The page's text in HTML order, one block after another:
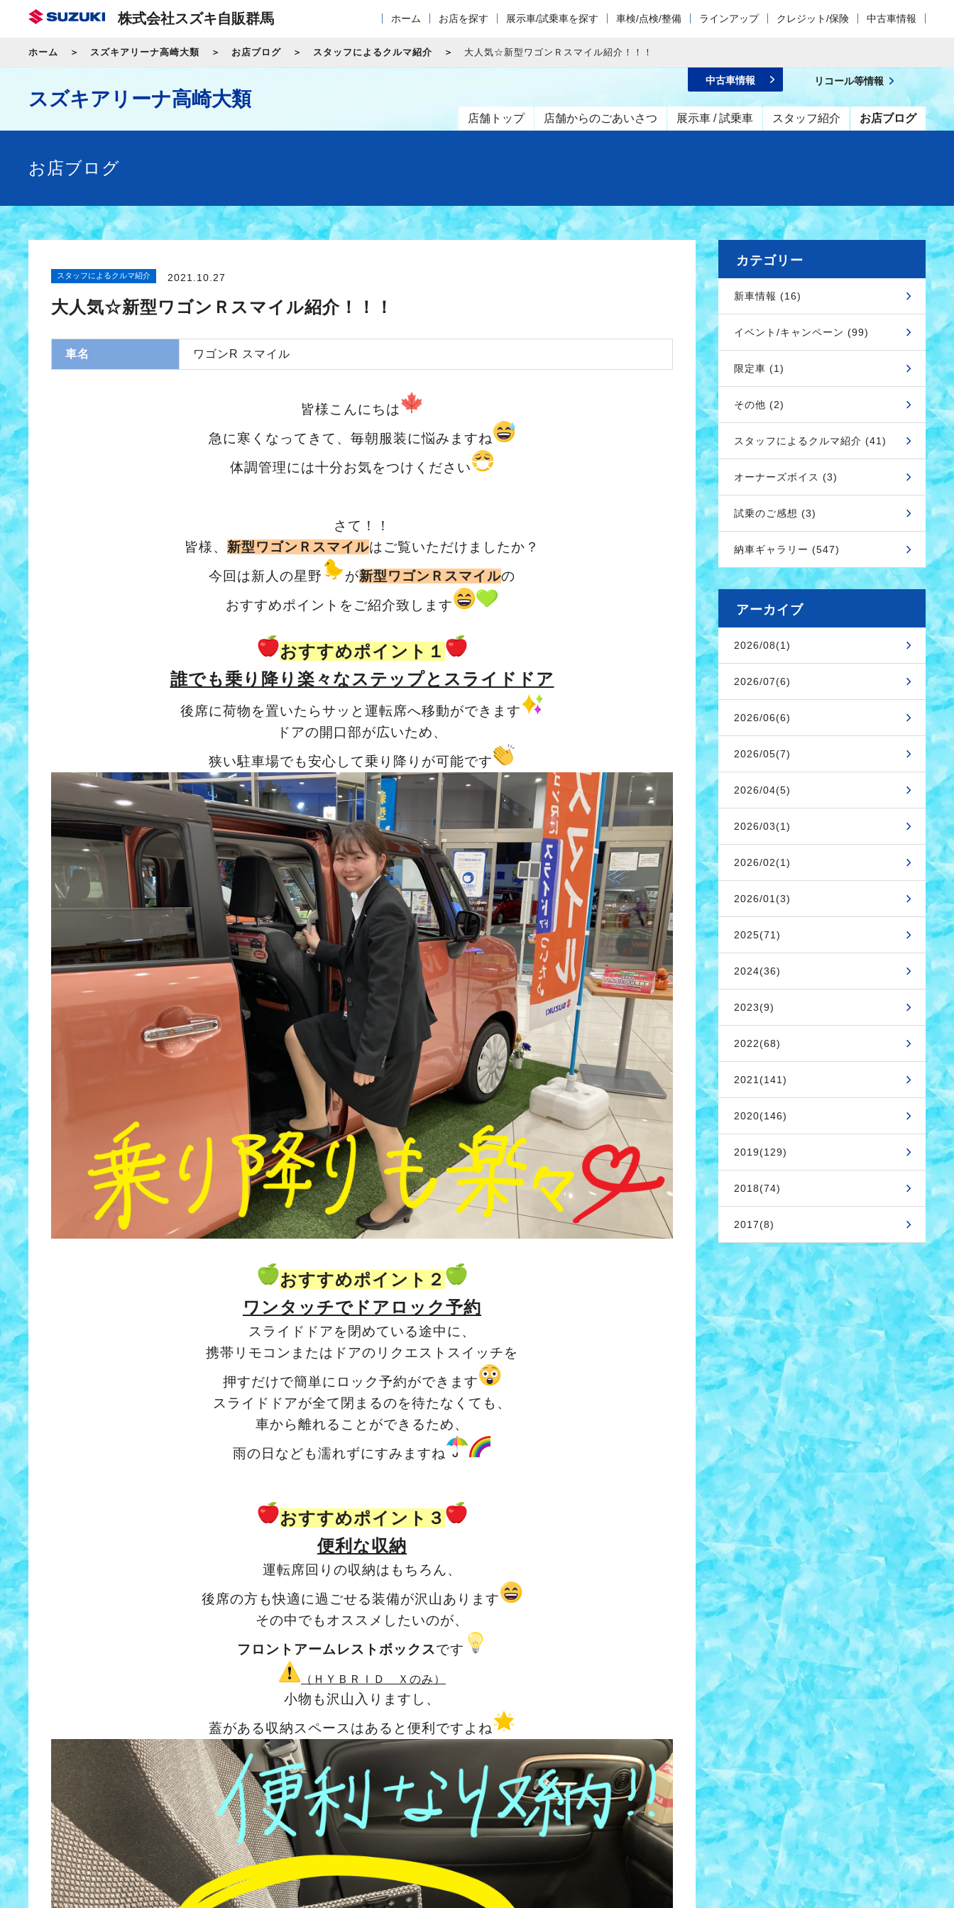
株式会社スズキ自販群馬 ホーム お店を探す 展示車/試乗車を探す 車検/点検/整備 ラインアップ クレジット/保険 中古車情報
ホーム スズキアリーナ高崎大類 お店ブログ スタッフによるクルマ紹介 大人気☆新型ワゴンＲスマイル紹介！！！
スズキアリーナ高崎大類
店舗トップ 店舗からのごあいさつ 展示車 / 試乗車 スタッフ紹介 お店ブログ
中古車情報 リコール等情報
お店ブログ
スタッフによるクルマ紹介 2021.10.27
大人気☆新型ワゴンＲスマイル紹介！！！
車名 ワゴンR スマイル
皆様こんにちは
急に寒くなってきて、毎朝服装に悩みますね
体調管理には十分お気をつけください
さて！！
皆様、 新型ワゴンＲスマイルはご覧いただけましたか？
今回は新人の星野
が新型ワゴンＲスマイルの
おすすめポイントをご紹介致します
おすすめポイント１
誰でも乗り降り楽々なステップとスライドドア
後席に荷物を置いたらサッと運転席へ移動ができます
ドアの開口部が広いため、
狭い駐車場でも安心して乗り降りが可能です
おすすめポイント２
ワンタッチでドアロック予約
スライドドアを閉めている途中に、
携帯リモコンまたはドアのリクエストスイッチを
押すだけで簡単にロック予約ができます
スライドドアが全て閉まるのを待たなくても、
車から離れることができるため、
雨の日なども濡れずにすみますね
おすすめポイント ３
便利な収納
運転席回りの収納はもちろん、
後席の方も快適に過ごせる装備が沢山あります
その中でもオススメしたいのが、
フロントアームレストボックスです
（ＨＹＢＲＩＤ Ｘのみ）
小物も沢山入りますし、
蓋がある収納スペースはあると便利ですよね
カテゴリー
新車情報 (16)
イベント/キャンペーン (99)
限定車 (1)
その他 (2)
スタッフによるクルマ紹介 (41)
オーナーズボイス (3)
試乗のご感想 (3)
納車ギャラリー (547)
アーカイブ
2026/08(1)
2026/07(6)
2026/06(6)
2026/05(7)
2026/04(5)
2026/03(1)
2026/02(1)
2026/01(3)
2025(71)
2024(36)
2023(9)
2022(68)
2021(141)
2020(146)
2019(129)
2018(74)
2017(8)